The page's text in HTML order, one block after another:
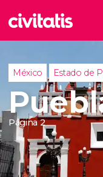
México Estado de
Página 2